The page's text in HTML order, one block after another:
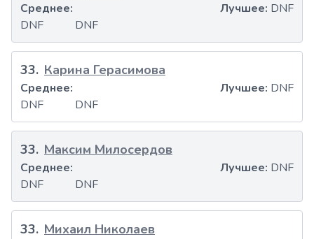
DNF DNF
Среднее: Лучшее: DNF
33. Карина Герасимова
DNF DNF
Среднее: Лучшее: DNF
33. Максим Милосердов
DNF DNF
Среднее: Лучшее: DNF
33. Михаил Николаев